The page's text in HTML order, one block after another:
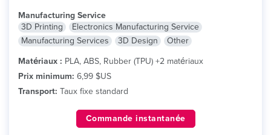
Manufacturing Service
3D Printing
Electronics Manufacturing Service
Manufacturing Services
3D Design
Other
Matériaux : PLA, ABS, Rubber (TPU) +2 matériaux
Prix minimum: 6,99 $US
Transport: Taux fixe standard
Commande instantanée